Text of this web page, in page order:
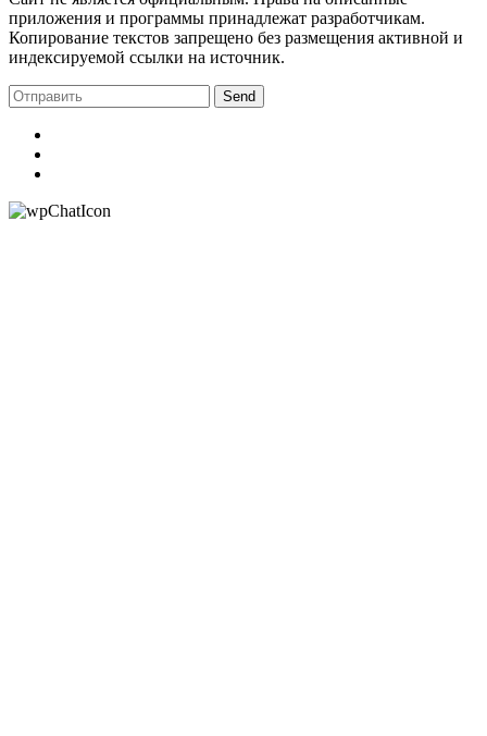
приложения и программы принадлежат разработчикам.
Копирование текстов запрещено без размещения активной и
индексируемой ссылки на источник.
Send